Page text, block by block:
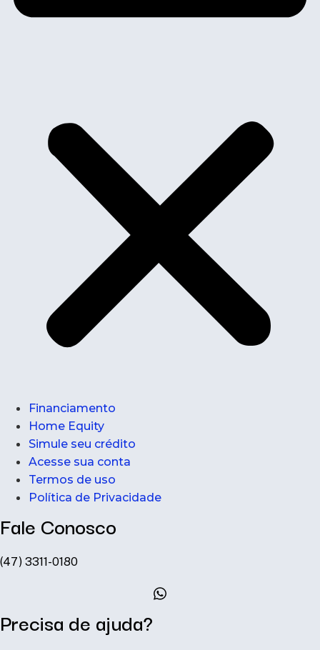
Financiamento
Home Equity
Simule seu crédito
Acesse sua conta
Termos de uso
Política de Privacidade
Fale Conosco
(47) 3311-0180
Precisa de ajuda?